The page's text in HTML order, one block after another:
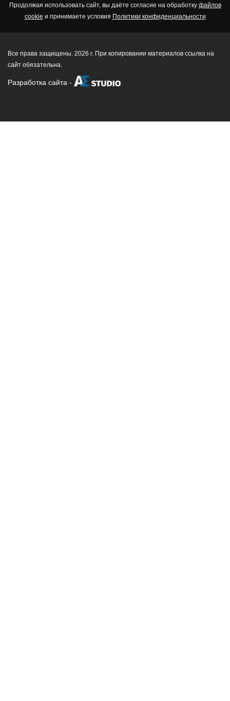
Продолжая использовать сайт, вы даёте согласие на обработку файлов
cookie и принимаете условия Политики конфиденциальности
Все права защищены. 2026 г. При копировании материалов ссылка на
сайт обязательна.
Разработка сайта -